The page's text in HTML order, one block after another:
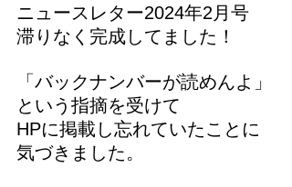
ニュースレター2024年2月号
滞りなく完成してました！
「バックナンバーが読めんよ」
という指摘を受けて
HPに掲載し忘れていたことに
気づきました。